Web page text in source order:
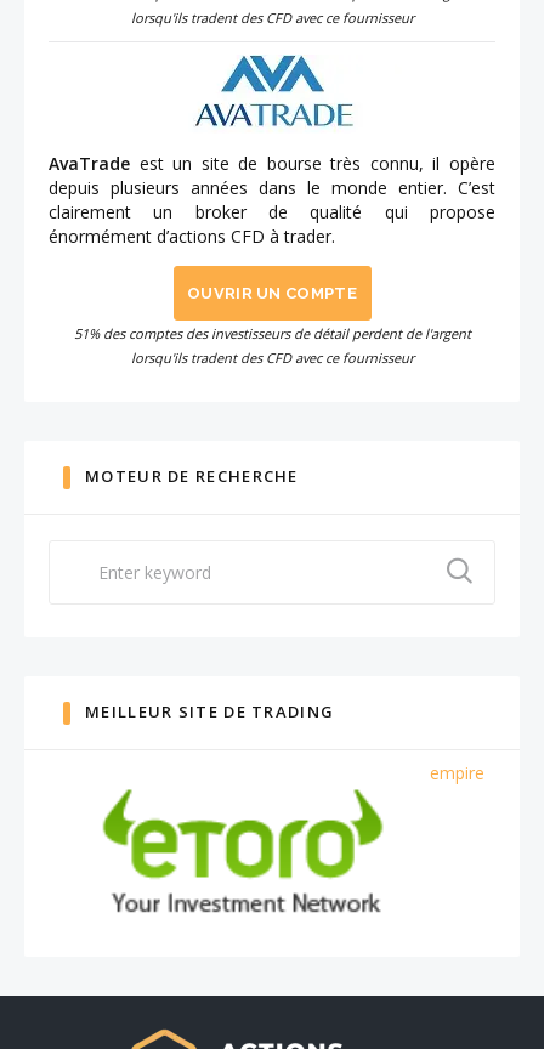
lorsqu'ils tradent des CFD avec ce fournisseur
AvaTrade est un site de bourse très connu, il opère
depuis plusieurs années dans le monde entier. C’est
clairement un broker de qualité qui propose
énormément d’actions CFD à trader.
OUVRIR UN COMPTE
51% des comptes des investisseurs de détail perdent de l'argent
lorsqu'ils tradent des CFD avec ce fournisseur
MOTEUR DE RECHERCHE
MEILLEUR SITE DE TRADING
empire